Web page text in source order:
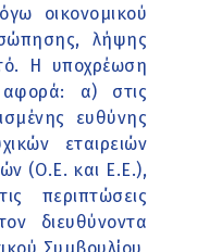
οικονομικού
λήψης
Η υποχρέωση
α) στις
ευθύνης
εταιρειών
(Ο.Ε. και Ε.Ε.),
περιπτώσεις
διευθύνοντα